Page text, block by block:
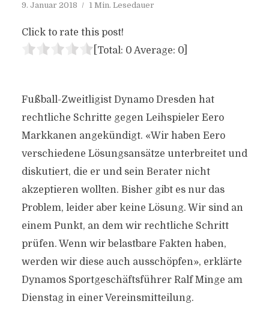
9. Januar 2018 1 Min. Lesedauer
Click to rate this post!
[Total: 0 Average: 0]
Fußball-Zweitligist Dynamo Dresden hat
rechtliche Schritte gegen Leihspieler Eero
Markkanen angekündigt. «Wir haben Eero
verschiedene Lösungsansätze unterbreitet und
diskutiert, die er und sein Berater nicht
akzeptieren wollten. Bisher gibt es nur das
Problem, leider aber keine Lösung. Wir sind an
einem Punkt, an dem wir rechtliche Schritt
prüfen. Wenn wir belastbare Fakten haben,
werden wir diese auch ausschöpfen», erklärte
Dynamos Sportgeschäftsführer Ralf Minge am
Dienstag in einer Vereinsmitteilung.